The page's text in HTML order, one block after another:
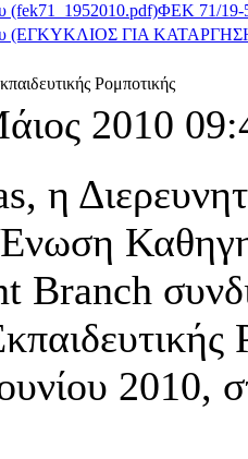
ΦΕΚ 71/19-
Ρομποτικής
2010
η
Branch
2010,